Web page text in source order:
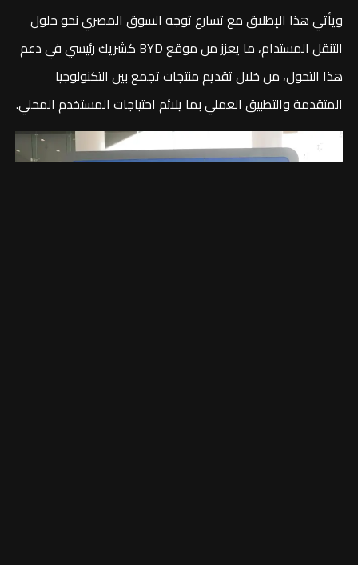
ويأتي هذا الإطلاق مع تسارع توجه السوق المصري نحو حلول
التنقل المستدام، ما يعزز من موقع BYD كشريك رئيسي في دعم
هذا التحول، من خلال تقديم منتجات تجمع بين التكنولوجيا
المتقدمة والتطبيق العملي بما يلائم احتياجات المستخدم المحلي.